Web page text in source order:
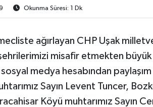
Okunma Süresi: 1 Dk
mecliste ağırlayan CHP Uşak
misafir etmekten
medya hesabından
Sayın Levent Tuncer,
Köyü muhtarımız Sayın